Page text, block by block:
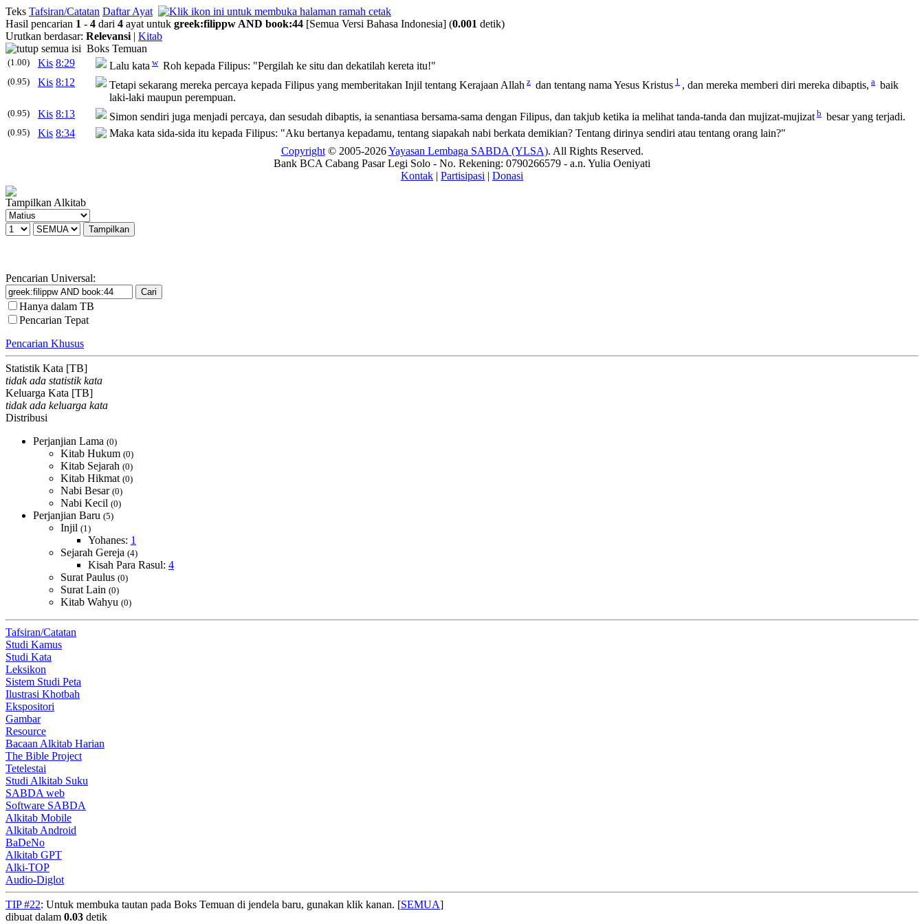
Teks Tafsiran/Catatan Daftar Ayat
Hasil pencarian 1 - 4 dari 4 ayat untuk greek:filippw AND book:44 [Semua Versi Bahasa Indonesia] (0.001 detik)
Urutkan berdasar: Relevansi | Kitab
Boks Temuan
(1.00) Kis 8:29 Lalu kata w Roh kepada Filipus: "Pergilah ke situ dan dekatilah kereta itu!"
(0.95) Kis 8:12 Tetapi sekarang mereka percaya kepada Filipus yang memberitakan Injil tentang Kerajaan Allah z dan tentang nama Yesus Kristus 1 , dan mereka memberi diri mereka dibaptis, a baik
laki-laki maupun perempuan.
(0.95) Kis 8:13 Simon sendiri juga menjadi percaya, dan sesudah dibaptis, ia senantiasa bersama-sama dengan Filipus, dan takjub ketika ia melihat tanda-tanda dan mujizat-mujizat b besar yang terjadi.
(0.95) Kis 8:34
Maka kata sida-sida itu kepada Filipus: "Aku bertanya kepadamu, tentang siapakah nabi berkata demikian? Tentang dirinya sendiri atau tentang orang lain?"
Copyright© 2005-2026Yayasan Lembaga SABDA (YLSA). All Rights Reserved.
Bank BCA Cabang Pasar Legi Solo - No. Rekening: 0790266579 - a.n. Yulia Oeniyati
Kontak | Partisipasi | Donasi
Tampilkan Alkitab
Pencarian Universal:
Hanya dalam TB
Pencarian Tepat
Pencarian Khusus
Statistik Kata [TB]
tidak ada statistik kata
Keluarga Kata [TB]
tidak ada keluarga kata
Distribusi
Perjanjian Lama (0)
Kitab Hukum (0)
Kitab Sejarah (0)
Kitab Hikmat (0)
Nabi Besar (0)
Nabi Kecil (0)
Perjanjian Baru (5)
Injil (1)
Yohanes: 1
Sejarah Gereja (4)
Kisah Para Rasul: 4
Surat Paulus (0)
Surat Lain (0)
Kitab Wahyu (0)
Tafsiran/Catatan
Studi Kamus
Studi Kata
Leksikon
Sistem Studi Peta
Ilustrasi Khotbah
Ekspositori
Gambar
Resource
Bacaan Alkitab Harian
The Bible Project
Tetelestai
Studi Alkitab Suku
SABDA web
Software SABDA
Alkitab Mobile
Alkitab Android
BaDeNo
Alkitab GPT
Alki-TOP
Audio-Diglot
TIP #22: Untuk membuka tautan pada Boks Temuan di jendela baru, gunakan klik kanan. [SEMUA]
dibuat dalam 0.03 detik